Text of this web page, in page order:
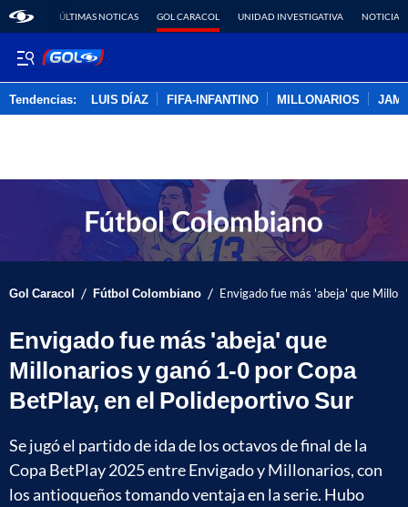
ÚLTIMAS NOTICAS GOL CARACOL UNIDAD INVESTIGATIVA NOTICIAS
Tendencias: LUIS DÍAZ FIFA-INFANTINO MILLONARIOS
Gol Caracol / Fútbol Colombiano / Envigado fue más 'abeja' que
Envigado fue más 'abeja' que
Millonarios y ganó 1-0 por Copa
BetPlay, en el Polideportivo Sur
Se jugó el partido de ida de los octavos de final de la
Copa BetPlay 2025 entre Envigado y Millonarios, con
los antioqueños tomando ventaja en la serie. Hubo